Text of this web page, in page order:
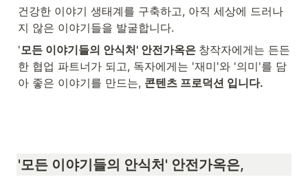
건강한 이야기 생태계를 구축하고, 아직 세상에 드러나
지 않은 이야기들을 발굴합니다.
'모든 이야기들의 안식처' 안전가옥은 창작자에게는 든든
한 협업 파트너가 되고, 독자에게는 '재미'와 '의미'를 담
아 좋은 이야기를 만드는, 콘텐츠 프로덕션 입니다.
'모든 이야기들의 안식처' 안전가옥은,